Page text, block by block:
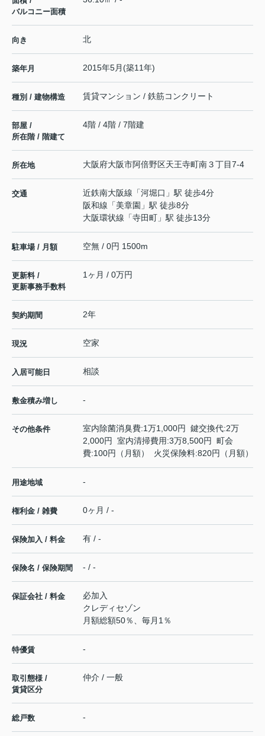
バルコニー面積
向き 北
築年月 2015年5月(築11年)
種別 / 建物構造 賃貸マンション / 鉄筋コンクリート
部屋 /
所在階 / 階建て
4階 / 4階 / 7階建
所在地 大阪府大阪市阿倍野区天王寺町南３丁目7-4
交通 近鉄南大阪線 「河堀口 」駅 徒歩4分
阪和線 「美章園 」駅 徒歩8分
大阪環状線 「寺田町 」駅 徒歩13分
駐車場 / 月額 空無 / 0円 1500m
更新料 /
更新事務手数料
1ヶ月 / 0万円
契約期間 2年
現況 空家
入居可能日 相談
敷金積み増し -
その他条件
室内除菌消臭費:1万1,000円 鍵交換代:2万
2,000円 室内清掃費用:3万8,500円 町会
費:100円（月額） 火災保険料:820円（月額）
用途地域 -
権利金 / 雑費 0ヶ月 / -
保険加入 / 料金 有 / -
保険名 / 保険期間 - / -
保証会社 / 料金
必加入
クレディセゾン
月額総額50％、毎月1％
特優賃 -
取引態様 /
賃貸区分
仲介 / 一般
総戸数 -